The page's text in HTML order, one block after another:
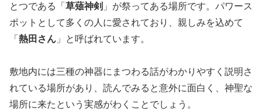
とつである「 草薙神剣 」が祭ってある場所です。パワース
ポットとして多くの人に愛されており、親しみを込めて
「 熱田さん 」と呼ばれています。
敷地内には三種の神器にまつわる話がわかりやすく説明さ
れている場所があり、読んでみると意外に面白く、神聖な
場所に来たという実感がわくことでしょう。